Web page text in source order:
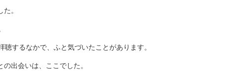
。
聴するなかで、ふと気づいたことがあります。
出会いは、ここでした。